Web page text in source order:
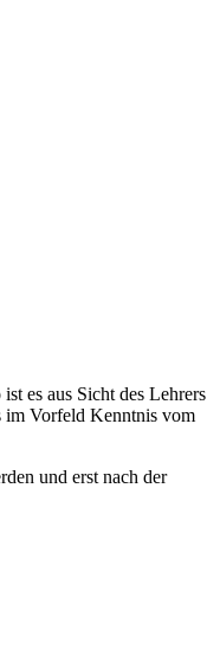
es aus Sicht des Lehrers
im Vorfeld Kenntnis vom
und erst nach der